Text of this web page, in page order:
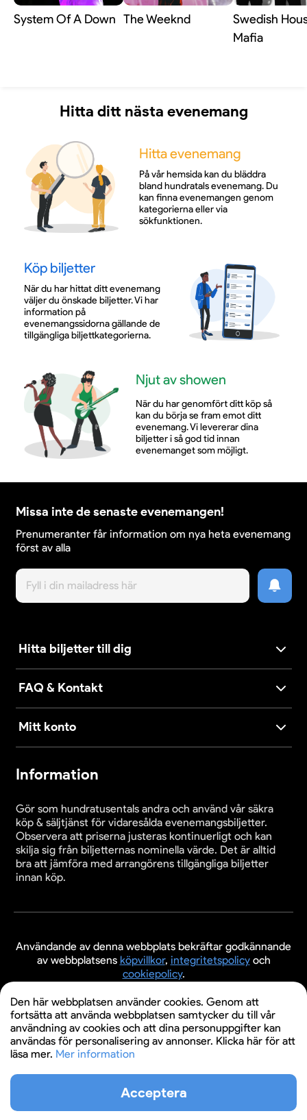
System Of A Down The Weeknd
Swedish
Mafia
Hitta ditt nästa evenemang
Hitta evenemang
På vår hemsida kan du bläddra
bland hundratals evenemang. Du
kan finna evenemangen genom
kategorierna eller via
sökfunktionen.
Köp biljetter
När du har hittat ditt evenemang
väljer du önskade biljetter. Vi har
information på
evenemangssidorna gällande de
tillgängliga biljettkategorierna.
Njut av showen
När du har genomfört ditt köp så
kan du börja se fram emot ditt
evenemang. Vi levererar dina
biljetter i så god tid innan
evenemanget som möjligt.
Missa inte de senaste evenemangen!
Prenumeranter får information om nya heta evenemang
först av alla
Hitta biljetter till dig
FAQ & Kontakt
Mitt konto
Information
Gör som hundratusentals andra och använd vår säkra
köp & säljtjänst för vidaresålda evenemangsbiljetter.
Observera att priserna justeras kontinuerligt och kan
skilja sig från biljetternas nominella värde. Det är alltid
bra att jämföra med arrangörens tillgängliga biljetter
innan köp.
Användande av denna webbplats bekräftar godkännande
av webbplatsens köpvillkor, integritetspolicyoch
cookiepolicy.
© 2026 Evenemangsbiljetter.se
Den här webbplatsen använder cookies. Genom att
fortsätta att använda webbplatsen samtycker du till vår
användning av cookies och att dina personuppgifter kan
användas för personalisering av annonser. Klicka här för att
läsa mer. Mer information
Acceptera